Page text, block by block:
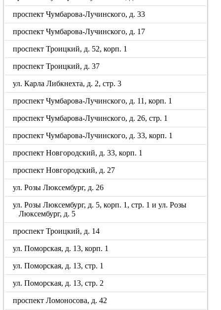
проспект Чумбарова-Лучинского, д. 33
проспект Чумбарова-Лучинского, д. 17
проспект Троицкий, д. 52, корп. 1
проспект Троицкий, д. 37
ул. Карла Либкнехта, д. 2, стр. 3
проспект Чумбарова-Лучинского, д. 11, корп. 1
проспект Чумбарова-Лучинского, д. 26, стр. 1
проспект Чумбарова-Лучинского, д. 33, корп. 1
проспект Новгородский, д. 33, корп. 1
проспект Новгородский, д. 27
ул. Розы Люксембург, д. 26
ул. Розы Люксембург, д. 5, корп. 1, стр. 1 и ул. Розы
Люксембург, д. 5
проспект Троицкий, д. 14
ул. Поморская, д. 13, корп. 1
ул. Поморская, д. 13, стр. 1
ул. Поморская, д. 13, стр. 2
проспект Ломоносова, д. 42